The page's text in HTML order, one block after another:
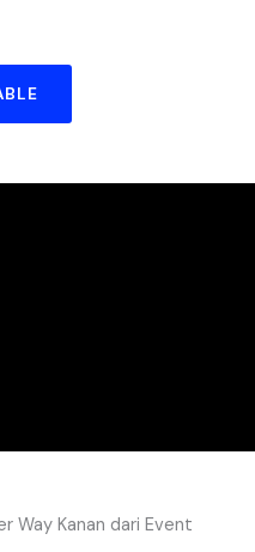
Way Kanan dari Event